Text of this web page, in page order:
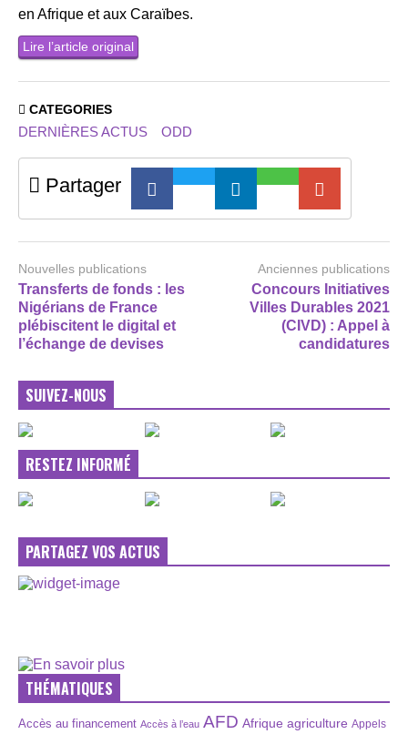
en Afrique et aux Caraïbes.
Lire l’article original
CATEGORIES
DERNIÈRES ACTUS ODD
Partager
Nouvelles publications
Transferts de fonds : les
Nigérians de France
plébiscitent le digital et
l’échange de devises
Anciennes publications
Concours Initiatives
Villes Durables 2021
(CIVD) : Appel à
candidatures
SUIVEZ-NOUS
RESTEZ INFORMÉ
PARTAGEZ VOS ACTUS
THÉMATIQUES
Accès au financement Accès à l’eau AFD Afrique agriculture Appels